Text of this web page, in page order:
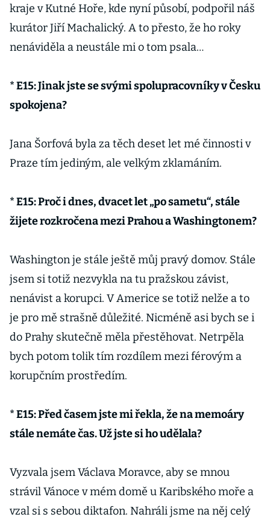
kraje v Kutné Hoře, kde nyní působí, podpořil náš
kurátor Jiří Machalický. A to přesto, že ho roky
nenáviděla a neustále mi o tom psala…
* E15: Jinak jste se svými spolupracovníky v Česku
spokojena?
Jana Šorfová byla za těch deset let mé činnosti v
Praze tím jediným, ale velkým zklamáním.
* E15: Proč i dnes, dvacet let „po sametu“, stále
žijete rozkročena mezi Prahou a Washingtonem?
Washington je stále ještě můj pravý domov. Stále
jsem si totiž nezvykla na tu pražskou závist,
nenávist a korupci. V Americe se totiž nelže a to
je pro mě strašně důležité. Nicméně asi bych se i
do Prahy skutečně měla přestěhovat. Netrpěla
bych potom tolik tím rozdílem mezi férovým a
korupčním prostředím.
* E15: Před časem jste mi řekla, že na memoáry
stále nemáte čas. Už jste si ho udělala?
Vyzvala jsem Václava Moravce, aby se mnou
strávil Vánoce v mém domě u Karibského moře a
vzal si s sebou diktafon. Nahráli jsme na něj celý